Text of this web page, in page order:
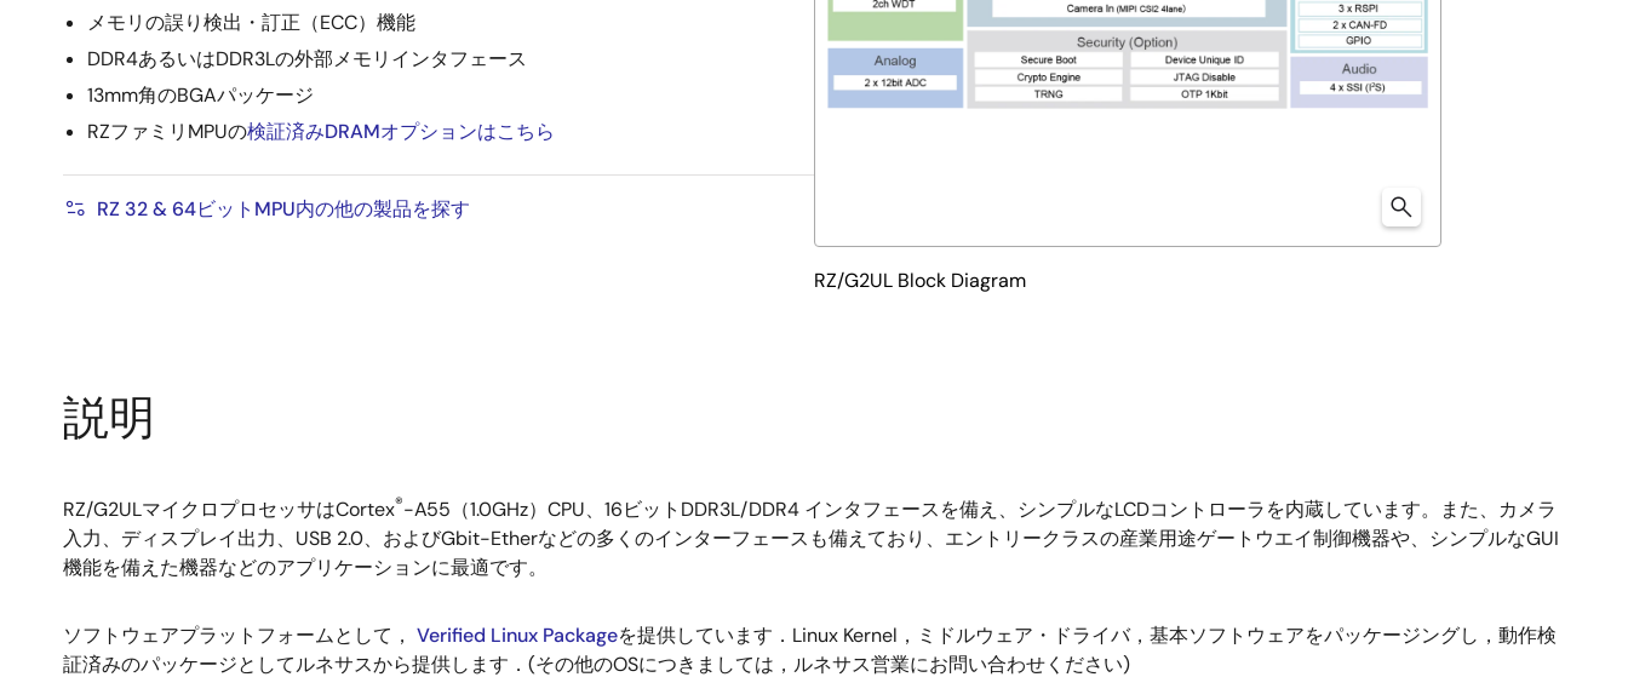
メモリの誤り検出・訂正（ECC）機能
DDR4あるいはDDR3Lの外部メモリインタフェース
13mm角のBGAパッケージ
RZファミリMPUの検証済みDRAMオプションはこちら
RZ 32 & 64ビットMPU内の他の製品を探す
RZ/G2UL Block Diagram
説明
RZ/G2ULマイクロプロセッサはCortex®-A55（1.0GHz）CPU、16ビットDDR3L/DDR4 インタフェースを備え、シンプルなLCDコントローラを内蔵しています。また、カメラ
入力、ディスプレイ出力、USB 2.0、およびGbit-Etherなどの多くのインターフェースも備えており、エントリークラスの産業用途ゲートウエイ制御機器や、シンプルなGUI
機能を備えた機器などのアプリケーションに最適です。
ソフトウェアプラットフォームとして， Verified Linux Packageを提供しています．Linux Kernel，ミドルウェア・ドライバ，基本ソフトウェアをパッケージングし，動作検
証済みのパッケージとしてルネサスから提供します．(その他のOSにつきましては，ルネサス営業にお問い合わせください)